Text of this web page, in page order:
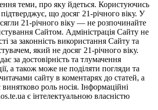
теми, про яку йдеться. Користуючись
що досяг 21-річного віку. У
21-річного віку — не розпочинайте
Сайтом. Адміністрація Сайту не
за законність використання Сайту та
який не досяг 21-річного віку.
за достовірність та тлумачення
а також може не поділяти погляди та
сайту в коментарях до статей, а
роль носія. Інформаційні
є інтелектуальною власністю